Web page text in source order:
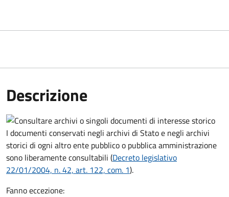
Descrizione
I documenti conservati negli archivi di Stato e negli archivi
storici di ogni altro ente pubblico o pubblica amministrazione
sono liberamente consultabili (Decreto legislativo
22/01/2004, n. 42, art. 122, com. 1).
Fanno eccezione: